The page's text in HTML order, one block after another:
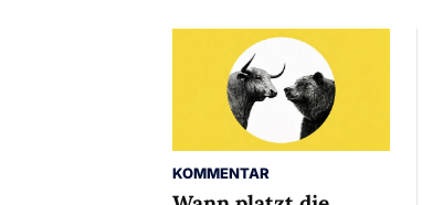
KOMMENTAR